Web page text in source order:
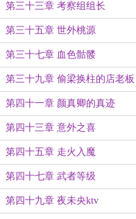
第三十三章 考察组组长
第三十五章 世外桃源
第三十七章 血色骷髅
第三十九章 偷梁换柱的店老板
第四十一章 颜真卿的真迹
第四十三章 意外之喜
第四十五章 走火入魔
第四十七章 武者等级
第四十九章 夜未央ktv